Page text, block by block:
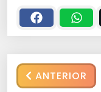
ANTERIOR